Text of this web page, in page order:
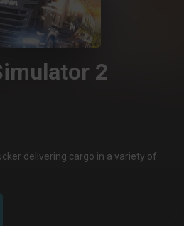
2
delivering cargo in a variety of